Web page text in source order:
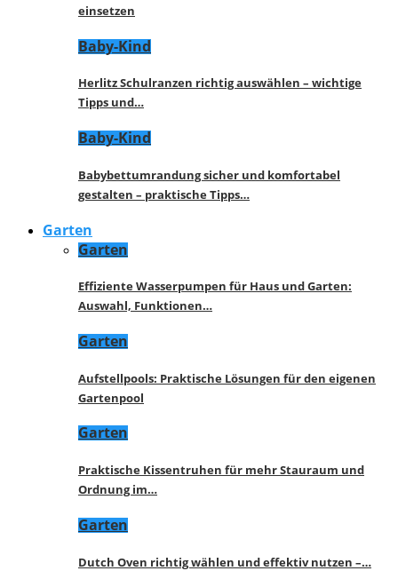
einsetzen
Baby-Kind
Herlitz Schulranzen richtig auswählen – wichtige
Tipps und…
Baby-Kind
Babybettumrandung sicher und komfortabel
gestalten – praktische Tipps…
Garten
Garten
Effiziente Wasserpumpen für Haus und Garten:
Auswahl, Funktionen…
Garten
Aufstellpools: Praktische Lösungen für den eigenen
Gartenpool
Garten
Praktische Kissentruhen für mehr Stauraum und
Ordnung im…
Garten
Dutch Oven richtig wählen und effektiv nutzen –…